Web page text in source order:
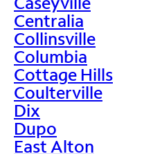
Centralia
Collinsville
Columbia
Cottage Hills
Coulterville
Dix
Dupo
East Alton